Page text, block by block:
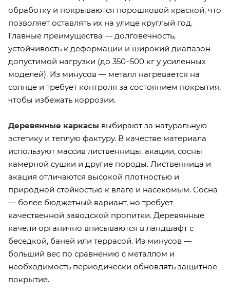
обработку и покрываются порошковой краской, что
позволяет оставлять их на улице круглый год.
Главные преимущества — долговечность,
устойчивость к деформации и широкий диапазон
допустимой нагрузки (до 350–500 кг у усиленных
моделей). Из минусов — металл нагревается на
солнце и требует контроля за состоянием покрытия,
чтобы избежать коррозии.
Деревянные каркасы выбирают за натуральную
эстетику и теплую фактуру. В качестве материала
используют массив лиственницы, акации, сосны
камерной сушки и другие породы. Лиственница и
акация отличаются высокой плотностью и
природной стойкостью к влаге и насекомым. Сосна
— более бюджетный вариант, но требует
качественной заводской пропитки. Деревянные
качели органично вписываются в ландшафт с
беседкой, баней или террасой. Из минусов —
больший вес по сравнению с металлом и
необходимость периодически обновлять защитное
покрытие.